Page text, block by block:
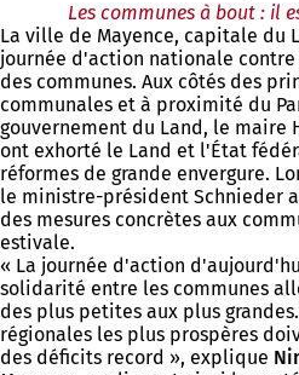
Les communes à bout : il
La ville de Mayence, capitale du
journée d'action nationale
des communes. Aux côtés des
communales et à proximité du
gouvernement du Land, le maire
ont exhorté le Land et l'État
réformes de grande envergure.
le ministre-président Schnieder
des mesures concrètes aux
estivale.
« La journée d'action
solidarité entre les communes
des plus petites aux plus
régionales les plus prospères
des déficits record », explique